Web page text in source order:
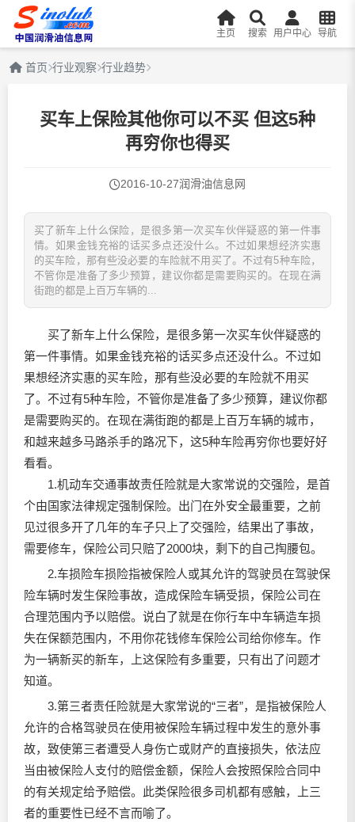
主页 搜索 用户中心 导航
首页 行业观察 行业趋势
买车上保险其他你可以不买 但这5种
再穷你也得买
2016-10-27润滑油信息网
买了新车上什么保险，是很多第一次买车伙伴疑惑的第一件事
情。如果金钱充裕的话买多点还没什么。不过如果想经济实惠
的买车险，那有些没必要的车险就不用买了。不过有5种车险，
不管你是准备了多少预算，建议你都是需要购买的。在现在满
街跑的都是上百万车辆的...
买了新车上什么保险，是很多第一次买车伙伴疑惑的
第一件事情。如果金钱充裕的话买多点还没什么。不过如
果想经济实惠的买车险，那有些没必要的车险就不用买
了。不过有5种车险，不管你是准备了多少预算，建议你都
是需要购买的。在现在满街跑的都是上百万车辆的城市，
和越来越多马路杀手的路况下，这5种车险再穷你也要好好
看看。
1.机动车交通事故责任险就是大家常说的交强险，是首
个由国家法律规定强制保险。出门在外安全最重要，之前
见过很多开了几年的车子只上了交强险，结果出了事故，
需要修车，保险公司只赔了2000块，剩下的自己掏腰包。
2.车损险车损险指被保险人或其允许的驾驶员在驾驶保
险车辆时发生保险事故，造成保险车辆受损，保险公司在
合理范围内予以赔偿。说白了就是在你行车中车辆造车损
失在保额范围内，不用你花钱修车保险公司给你修车。作
为一辆新买的新车，上这保险有多重要，只有出了问题才
知道。
3.第三者责任险就是大家常说的“三者”，是指被保险人
允许的合格驾驶员在使用被保险车辆过程中发生的意外事
故，致使第三者遭受人身伤亡或财产的直接损失，依法应
当由被保险人支付的赔偿金额，保险人会按照保险合同中
的有关规定给予赔偿。此类保险很多司机都有感触，上三
者的重要性已经不言而喻了。